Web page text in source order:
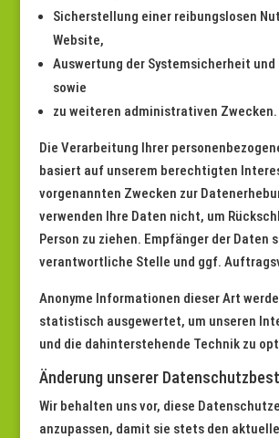
Sicherstellung einer reibungslosen
Website,
Auswertung der Systemsicherheit
sowie
zu weiteren administrativen Zwecken.
Die Verarbeitung Ihrer
basiert auf unserem berechtigten
vorgenannten Zwecken zur
verwenden Ihre Daten nicht, um
Person zu ziehen. Empfänger der Daten
verantwortliche Stelle und ggf.
Anonyme Informationen dieser Art
statistisch ausgewertet, um unseren
und die dahinterstehende Technik zu
Änderung unserer
Wir behalten uns vor, diese
anzupassen, damit sie stets den